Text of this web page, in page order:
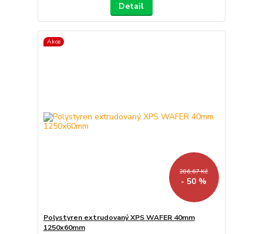
Detail
Akce
206,67 Kč
- 50 %
Polystyren extrudovaný XPS WAFER 40mm
1250x60mm